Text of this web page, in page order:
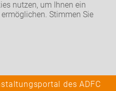
nutzen, um Ihnen ein
Stimmen Sie
des ADFC